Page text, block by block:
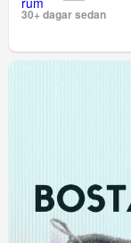
30+ dagar sedan